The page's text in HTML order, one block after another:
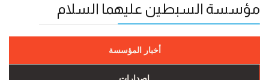
مؤسسة السبطين عليهما السلام
أخبار المؤسسة